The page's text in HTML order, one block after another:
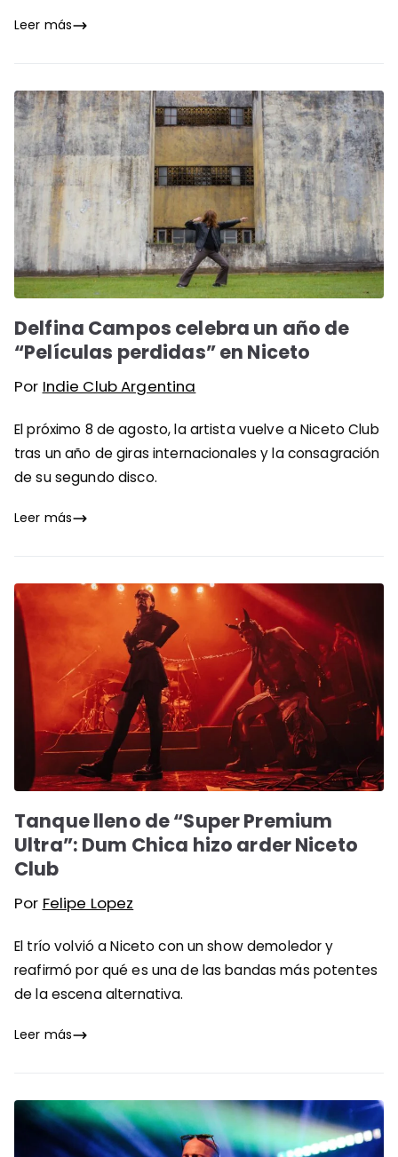
Leer más
Delfina Campos celebra un año de
“Películas perdidas” en Niceto
Por Indie Club Argentina
El próximo 8 de agosto, la artista vuelve a Niceto Club
tras un año de giras internacionales y la consagración
de su segundo disco.
Leer más
Tanque lleno de “Super Premium
Ultra”: Dum Chica hizo arder Niceto
Club
Por Felipe Lopez
El trío volvió a Niceto con un show demoledor y
reafirmó por qué es una de las bandas más potentes
de la escena alternativa.
Leer más